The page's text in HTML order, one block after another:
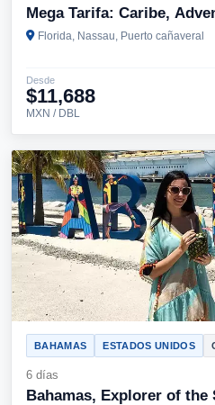
Mega Tarifa: Caribe,
Florida, Nassau, Puerto cañaveral
Desde
$11,688
MXN / DBL
BAHAMAS ESTADOS UNIDOS
6 días
Bahamas, Explorer of the